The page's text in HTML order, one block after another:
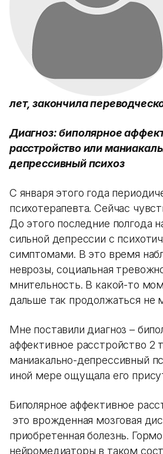
лет, закончила
Диагноз: биполярное
расстройство или
депрессивный психоз
С января этого года
психотерапевта. Сейчас
До этого последние полгода
сильной депрессии с
симптомами. В это время
неврозы, социальная
мнительность. В какой-то
дальше так продолжаться не
Мне поставили диагноз –
аффективное расстройство 2
маниакально-депрессивный
иной мере ощущала его
Биполярное аффективное
это врожденная мозговая
приобретенная болезнь.
нейромедиаторы в таком